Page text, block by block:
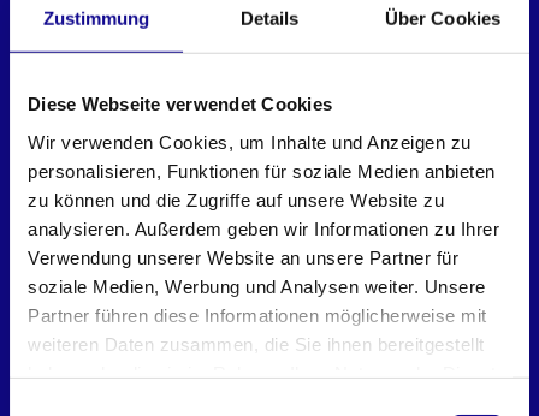
Zustimmung Details Über Cookies
Diese Webseite verwendet Cookies
Wir verwenden Cookies, um Inhalte und Anzeigen zu
personalisieren, Funktionen für soziale Medien anbieten
zu können und die Zugriffe auf unsere Website zu
analysieren. Außerdem geben wir Informationen zu Ihrer
Verwendung unserer Website an unsere Partner für
soziale Medien, Werbung und Analysen weiter. Unsere
Partner führen diese Informationen möglicherweise mit
weiteren Daten zusammen, die Sie ihnen bereitgestellt